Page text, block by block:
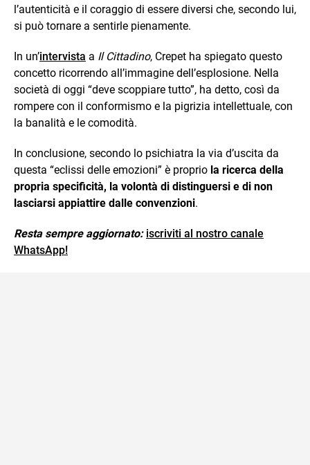
l’autenticità e il coraggio di essere diversi che, secondo lui,
si può tornare a sentirle pienamente.
In un’intervista a Il Cittadino, Crepet ha spiegato questo
concetto ricorrendo all’immagine dell’esplosione. Nella
società di oggi “deve scoppiare tutto”, ha detto, così da
rompere con il conformismo e la pigrizia intellettuale, con
la banalità e le comodità.
In conclusione, secondo lo psichiatra la via d’uscita da
questa “eclissi delle emozioni” è proprio la ricerca della
propria specificità, la volontà di distinguersi e di non
lasciarsi appiattire dalle convenzioni.
Resta sempre aggiornato: iscriviti al nostro canale
WhatsApp!